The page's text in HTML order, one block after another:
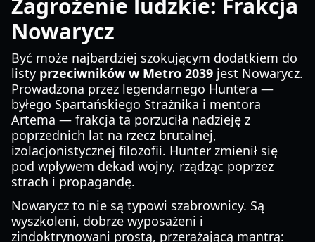
Zagrożenie ludzkie: Frakcja
Nowarycz
Być może najbardziej szokującym dodatkiem do
listy przeciwników w Metro 2039 jest Nowarycz.
Prowadzona przez legendarnego Huntera —
byłego Spartańskiego Strażnika i mentora
Artema — frakcja ta porzuciła nadzieję z
poprzednich lat na rzecz brutalnej,
izolacjonistycznej filozofii. Hunter zmienił się
pod wpływem dekad wojny, rządząc poprzez
strach i propagandę.
Nowarycz to nie są typowi szabrownicy. Są
wyszkoleni, dobrze wyposażeni i
zindoktrynowani prostą, przerażającą mantrą: